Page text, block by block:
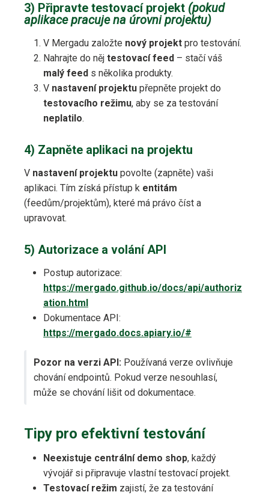
3) Připravte testovací projekt (pokud
aplikace pracuje na úrovni projektu)
V Mergadu založte nový projekt pro testování.
Nahrajte do něj testovací feed – stačí váš
malý feed s několika produkty.
V nastavení projektu přepněte projekt do
testovacího režimu, aby se za testování
neplatilo.
4) Zapněte aplikaci na projektu
V nastavení projektu povolte (zapněte) vaši
aplikaci. Tím získá přístup k entitám
(feedům/projektům), které má právo číst a
upravovat.
5) Autorizace a volání API
Postup autorizace:
https://mergado.github.io/docs/api/authoriz
ation.html
Dokumentace API:
https://mergado.docs.apiary.io/#
Pozor na verzi API: Používaná verze ovlivňuje
chování endpointů. Pokud verze nesouhlasí,
může se chování lišit od dokumentace.
Tipy pro efektivní testování
Neexistuje centrální demo shop, každý
vývojář si připravuje vlastní testovací projekt.
Testovací režim zajistí, že za testování